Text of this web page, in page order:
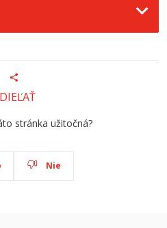
stránka užitočná?
Nie